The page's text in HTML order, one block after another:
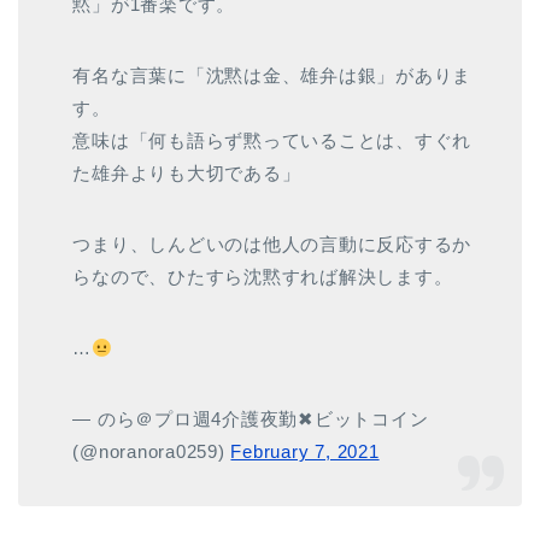
黙」が1番楽です。
有名な言葉に「沈黙は金、雄弁は銀」がありま
す。
意味は「何も語らず黙っていることは、すぐれ
た雄弁よりも大切である」
つまり、しんどいのは他人の言動に反応するか
らなので、ひたすら沈黙すれば解決します。
…
— のら＠プロ週4介護夜勤✖︎ビットコイン
(@noranora0259) February 7, 2021